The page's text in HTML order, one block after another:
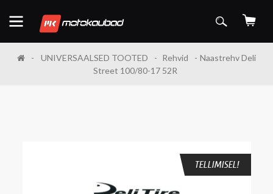
UNIVERSAALSED TOOTED Rehvid
Naastrehv Deli
Street 100/80-17 52R
TELLIMISEL!